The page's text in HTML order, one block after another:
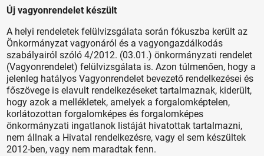
Új vagyonrendelet készült
A helyi rendeletek felülvizsgálata során fókuszba került az
Önkormányzat vagyonáról és a vagyongazdálkodás
szabályairól szóló 4/2012. (03.01.) önkormányzati rendelet
(Vagyonrendelet) felülvizsgálata is. Azon túlmenően, hogy a
jelenleg hatályos Vagyonrendelet bevezető rendelkezései és
főszövege is elavult rendelkezéseket tartalmaznak, kiderült,
hogy azok a mellékletek, amelyek a forgalomképtelen,
korlátozottan forgalomképes és forgalomképes
önkormányzati ingatlanok listáját hivatottak tartalmazni,
nem állnak a Hivatal rendelkezésre, vagy el sem készültek
2012-ben, vagy nem maradtak fenn.